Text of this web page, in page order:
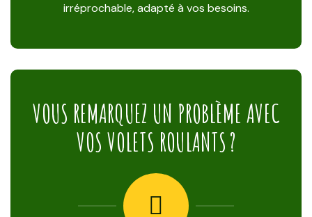
irréprochable, adapté à vos besoins.
VOUS REMARQUEZ UN PROBLÈME AVEC
VOS VOLETS ROULANTS ?